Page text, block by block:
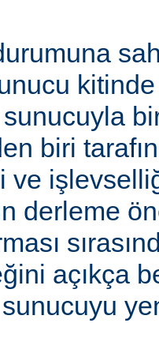
biri
ve
derleme
açıkça